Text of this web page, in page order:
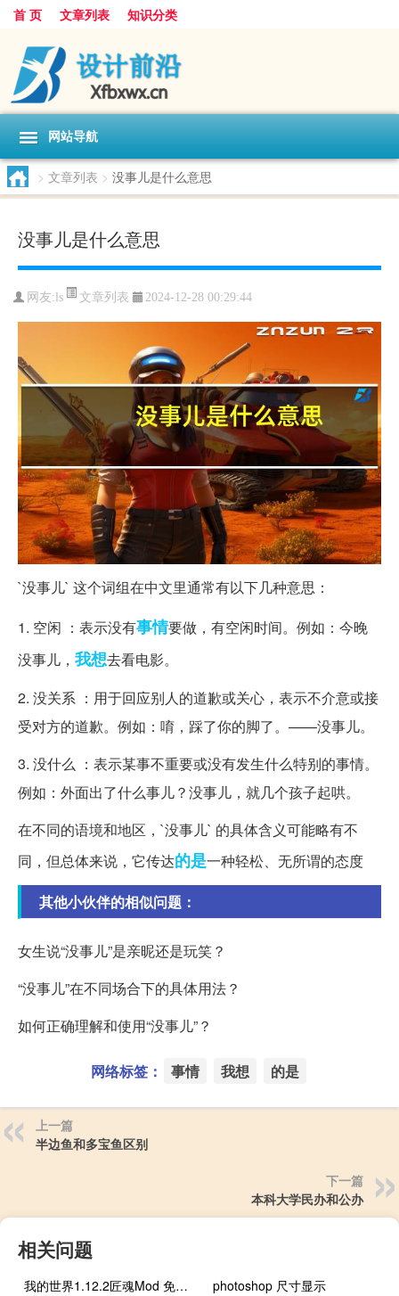
首 页 文章列表 知识分类
网站导航
> 文章列表 > 没事儿是什么意思
没事儿是什么意思
网友: ls 文章列表 2024-12-28 00:29:44
`没事儿` 这个词组在中文里通常有以下几种意思：
1. 空闲 ：表示没有事情要做，有空闲时间。例如：今晚
没事儿， 我想去看电影。
2. 没关系 ：用于回应别人的道歉或关心，表示不介意或接
受对方的道歉。例如：唷，踩了你的脚了。——没事儿。
3. 没什么 ：表示某事不重要或没有发生什么特别的事情。
例如：外面出了什么事儿？没事儿，就几个孩子起哄。
在不同的语境和地区，`没事儿` 的具体含义可能略有不
同，但总体来说，它传达的是一种轻松、无所谓的态度
其他小伙伴的相似问题：
女生说“没事儿”是亲昵还是玩笑？
“没事儿”在不同场合下的具体用法？
如何正确理解和使用“没事儿”？
网络标签： 事情 我想 的是
上一篇
半边鱼和多宝鱼区别
下一篇
本科大学民办和公办
相关问题
我的世界1.12.2匠魂Mod 免费版（我的世界1.12.2匠魂Mod 免费版功能简介）
photoshop 尺寸显示